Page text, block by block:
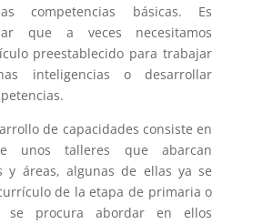
competencias básicas. Es
que a veces necesitamos
preestablecido para trabajar
inteligencias o desarrollar
de capacidades consiste en
unos talleres que abarcan
y áreas, algunas de ellas ya se
de la etapa de primaria o
se procura abordar en ellos